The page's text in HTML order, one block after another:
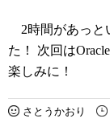
2時間があっと
た！ 次回は
楽しみに！
さとうかおり